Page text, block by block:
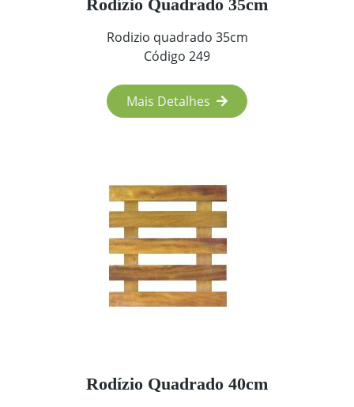
Rodízio Quadrado 35cm
Rodizio quadrado 35cm
Código 249
Mais Detalhes
Rodízio Quadrado 40cm